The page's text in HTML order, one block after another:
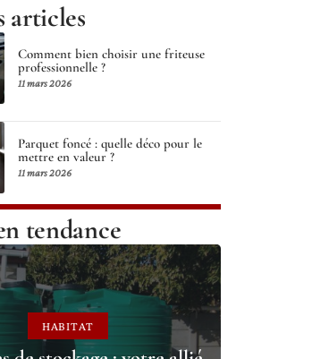
articles
Comment bien choisir une friteuse
professionnelle ?
11 mars 2026
Parquet foncé : quelle déco pour le
mettre en valeur ?
11 mars 2026
tendance
HABITAT